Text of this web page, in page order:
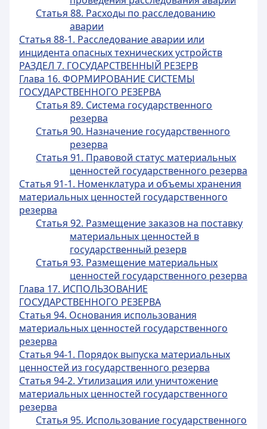
Статья 88. Расходы по расследованию
аварии
Статья 88-1. Расследование аварии или
инцидента опасных технических устройств
РАЗДЕЛ 7. ГОСУДАРСТВЕННЫЙ РЕЗЕРВ
Глава 16. ФОРМИРОВАНИЕ СИСТЕМЫ
ГОСУДАРСТВЕННОГО РЕЗЕРВА
Статья 89. Система государственного
резерва
Статья 90. Назначение государственного
резерва
Статья 91. Правовой статус материальных
ценностей государственного резерва
Статья 91-1. Номенклатура и объемы хранения
материальных ценностей государственного
резерва
Статья 92. Размещение заказов на поставку
материальных ценностей в
государственный резерв
Статья 93. Размещение материальных
ценностей государственного резерва
Глава 17. ИСПОЛЬЗОВАНИЕ
ГОСУДАРСТВЕННОГО РЕЗЕРВА
Статья 94. Основания использования
материальных ценностей государственного
резерва
Статья 94-1. Порядок выпуска материальных
ценностей из государственного резерва
Статья 94-2. Утилизация или уничтожение
материальных ценностей государственного
резерва
Статья 95. Использование государственного